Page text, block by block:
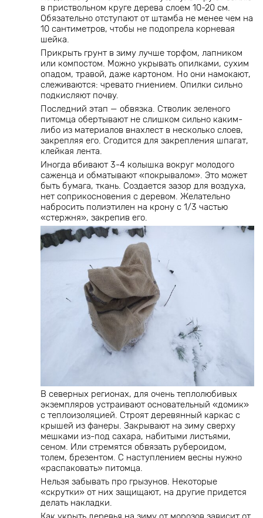
в приствольном круге дерева слоем 10-20 см.
Обязательно отступают от штамба не менее чем на
10 сантиметров, чтобы не подопрела корневая
шейка.
Прикрыть грунт в зиму лучше торфом, лапником
или компостом. Можно укрывать опилками, сухим
опадом, травой, даже картоном. Но они намокают,
слеживаются: чревато гниением. Опилки сильно
подкисляют почву.
Последний этап — обвязка. Стволик зеленого
питомца обертывают не слишком сильно каким-
либо из материалов внахлест в несколько слоев,
закрепляя его. Сгодится для закрепления шпагат,
клейкая лента.
Иногда вбивают 3-4 колышка вокруг молодого
саженца и обматывают «покрывалом». Это может
быть бумага, ткань. Создается зазор для воздуха,
нет соприкосновения с деревом. Желательно
набросить полиэтилен на крону с 1/3 частью
«стержня», закрепив его.
В северных регионах, для очень теплолюбивых
экземпляров устраивают основательный «домик»
с теплоизоляцией. Строят деревянный каркас с
крышей из фанеры. Закрывают на зиму сверху
мешками из-под сахара, набитыми листьями,
сеном. Или стремятся обвязать рубероидом,
толем, брезентом. С наступлением весны нужно
«распаковать» питомца.
Нельзя забывать про грызунов. Некоторые
«скрутки» от них защищают, на другие придется
делать накладки.